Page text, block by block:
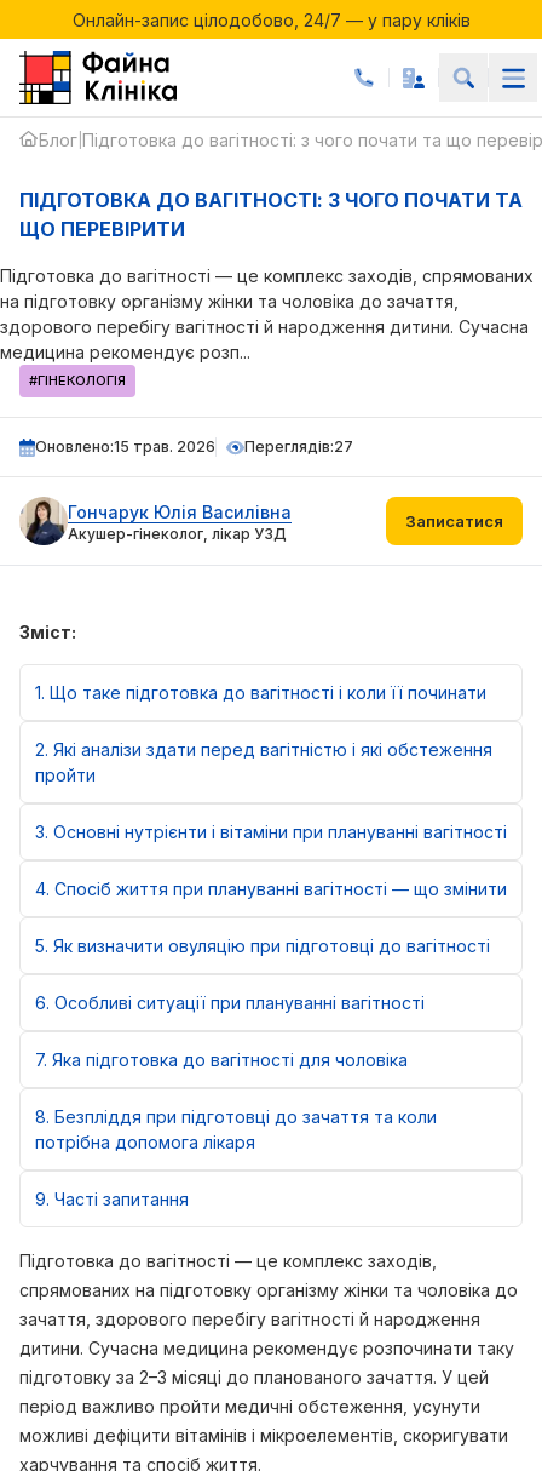
Онлайн-запис цілодобово, 24/7 — у пару кліків
Онлайн-запис цілодобово, 24/7 — у пару кліків
Блог Підготовка до вагітності: з чого почати та що
ПІДГОТОВКА ДО ВАГІТНОСТІ: З ЧОГО ПОЧАТИ ТА
ЩО ПЕРЕВІРИТИ
Підготовка до вагітності — це комплекс заходів, спрямованих
на підготовку організму жінки та чоловіка до зачаття,
здорового перебігу вагітності й народження дитини. Сучасна
медицина рекомендує розп...
#ГІНЕКОЛОГІЯ
Оновлено:15 трав. 2026 Переглядів:27
Гончарук Юлія Василівна
Акушер-гінеколог, лікар УЗД
Записатися
Зміст:
1 Що таке підготовка до вагітності і коли її починати
2 Які аналізи здати перед вагітністю і які обстеження
пройти
3 Основні нутрієнти і вітаміни при плануванні вагітності
4 Спосіб життя при плануванні вагітності — що змінити
5 Як визначити овуляцію при підготовці до вагітності
6 Особливі ситуації при плануванні вагітності
7 Яка підготовка до вагітності для чоловіка
8 Безпліддя при підготовці до зачаття та коли
потрібна допомога лікаря
9 Часті запитання
Підготовка до вагітності — це комплекс заходів,
спрямованих на підготовку організму жінки та чоловіка до
зачаття, здорового перебігу вагітності й народження
дитини. Сучасна медицина рекомендує розпочинати таку
підготовку за 2–3 місяці до планованого зачаття. У цей
період важливо пройти медичні обстеження, усунути
можливі дефіцити вітамінів і мікроелементів, скоригувати
харчування та спосіб життя.